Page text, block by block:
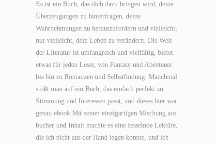
Es ist ein Buch, das dich dazu bringen wird, deine
Überzeugungen zu hinterfragen, deine
Wahrnehmungen zu herauszufordern und vielleicht,
nur vielleicht, dein Leben zu verändern. Die Welt
der Literatur ist umfangreich und vielfältig, bietet
etwas für jeden Leser, von Fantasy und Abenteuer
bis hin zu Romanzen und Selbstfindung. Manchmal
stößt man auf ein Buch, das einfach perfekt zu
Stimmung und Interessen passt, und dieses hier war
genau ebook Mit seiner einzigartigen Mischung aus
bucher und Inhalt machte es eine fesselnde Lektüre,
die ich nicht aus der Hand legen konnte, und ich